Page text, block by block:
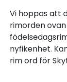
Vi hoppas att
rimorden
nyfikenhet.
rim ord för